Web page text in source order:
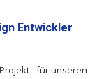
Entwickler
- für unseren